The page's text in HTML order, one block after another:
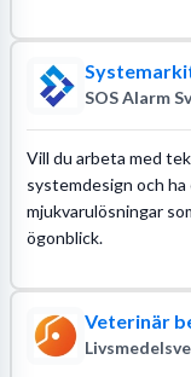
SOS Alarm
Vill du arbeta med
systemdesign och
mjukvarulösningar
ögonblick.
Veterinär